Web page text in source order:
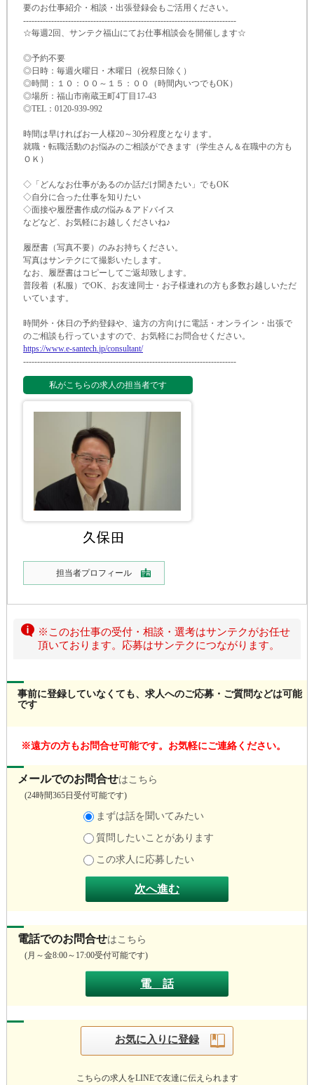
要のお仕事紹介・相談・出張登録会もご活用ください。
----------------------------------------------------------------------------
☆毎週2回、サンテク福山にてお仕事相談会を開催します☆
◎予約不要
◎日時：毎週火曜日・木曜日（祝祭日除く）
◎時間：１０：００～１５：００（時間内いつでもOK）
◎場所：福山市南蔵王町4丁目17-43
◎TEL：0120-939-992
時間は早ければお一人様20～30分程度となります。
就職・転職活動のお悩みのご相談ができます（学生さん＆在職中の方も
ＯＫ）
◇「どんなお仕事があるのか話だけ聞きたい」でもOK
◇自分に合った仕事を知りたい
◇面接や履歴書作成の悩み＆アドバイス
などなど、お気軽にお越しくださいね♪
履歴書（写真不要）のみお持ちください。
写真はサンテクにて撮影いたします。
なお、履歴書はコピーしてご返却致します。
普段着（私服）でOK、お友達同士・お子様連れの方も多数お越しいただ
いています。
時間外・休日の予約登録や、遠方の方向けに電話・オンライン・出張で
のご相談も行っていますので、お気軽にお問合せください。
https://www.e-santech.jp/consultant/
----------------------------------------------------------------------------
私がこちらの求人の担当者です
担当者プロフィール
※このお仕事の受付・相談・選考はサンテクがお任せ
頂いております。応募はサンテクにつながります。
事前に登録していなくても、求人へのご応募・ご質問などは可能
です
遠方の方もお問合せ可能です。お気軽にご連絡ください。
メールでのお問合せはこちら
(24時間365日受付可能です)
まずは話を聞いてみたい
質問したいことがあります
この求人に応募したい
次へ進む
電話でのお問合せはこちら
(月～金8:00～17:00受付可能です)
電 話
お気に入りに登録
こちらの求人をLINEで友達に伝えられます